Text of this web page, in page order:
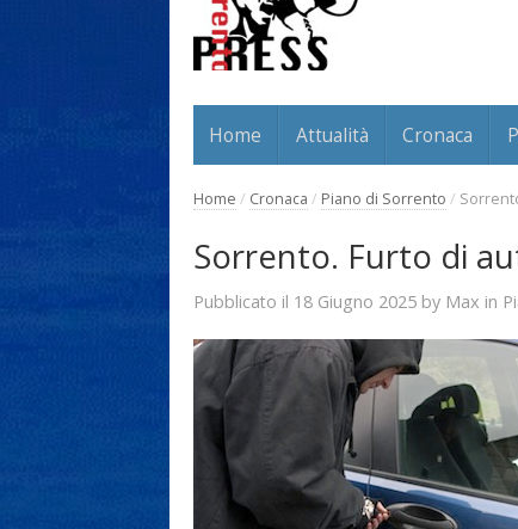
Home Attualità Cronaca
Home / Cronaca / Piano di Sorrento /
Sorrento. Furto di
Pubblicato il 18 Giugno 2025 by Max in